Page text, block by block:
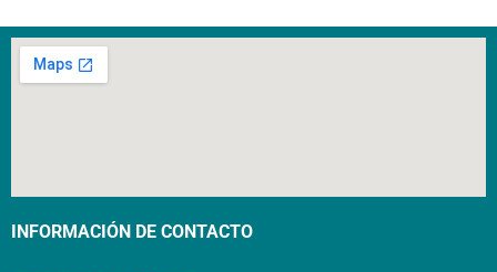
INFORMACIÓN DE CONTACTO